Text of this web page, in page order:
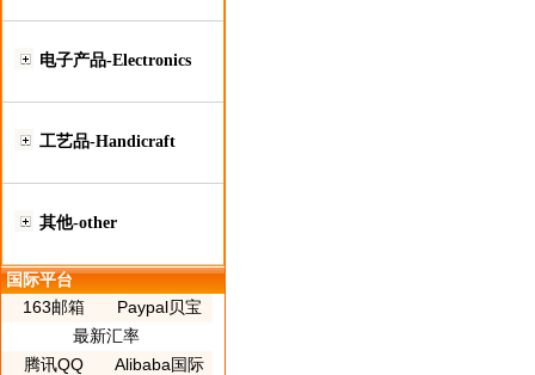
电子产品-Electronics
工艺品-Handicraft
其他-other
国际平台
163邮箱
Paypal贝宝
最新汇率
腾讯QQ
Alibaba国际